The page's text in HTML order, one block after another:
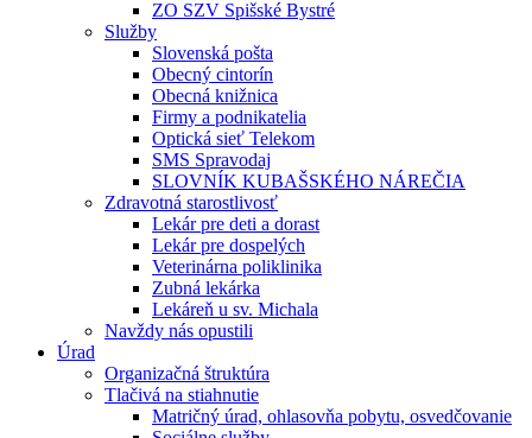
ZO SZV Spišské Bystré
Služby
Slovenská pošta
Obecný cintorín
Obecná knižnica
Firmy a podnikatelia
Optická sieť Telekom
SMS Spravodaj
SLOVNÍK KUBAŠSKÉHO NÁREČIA
Zdravotná starostlivosť
Lekár pre deti a dorast
Lekár pre dospelých
Veterinárna poliklinika
Zubná lekárka
Lekáreň u sv. Michala
Navždy nás opustili
Úrad
Organizačná štruktúra
Tlačivá na stiahnutie
Matričný úrad, ohlasovňa pobytu, osvedčovanie